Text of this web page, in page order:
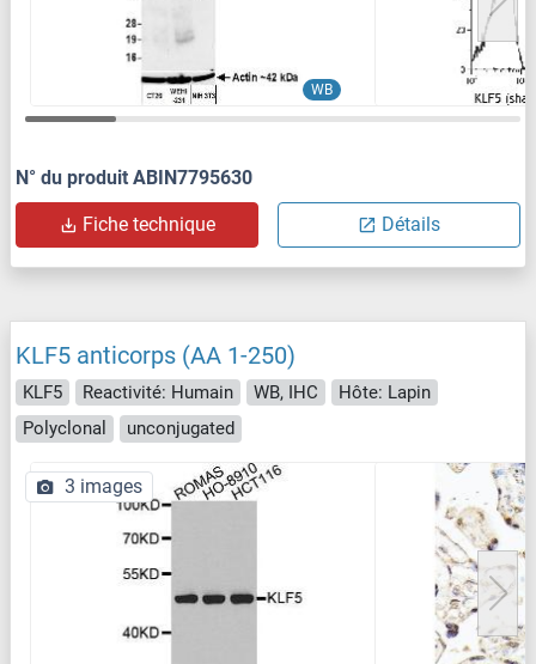
WB
N° du produit ABIN7795630
Fiche technique Détails
KLF5 anticorps (AA 1-250)
KLF5 Reactivité: Humain WB, IHC
Hôte: Lapin
Polyclonal
unconjugated
3 images